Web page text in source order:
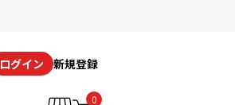
ログイン 新規登録
0